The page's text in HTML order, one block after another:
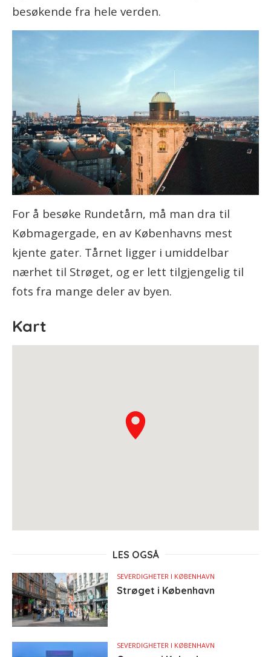
besøkende fra hele verden.
For å besøke Rundetårn, må man dra til
Købmagergade, en av Københavns mest
kjente gater. Tårnet ligger i umiddelbar
nærhet til Strøget, og er lett tilgjengelig til
fots fra mange deler av byen.
Kart
LES OGSÅ
SEVERDIGHETER I KØBENHAVN
Strøget i København
SEVERDIGHETER I KØBENHAVN